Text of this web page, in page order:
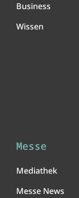
Business
Wissen
Messe
Mediathek
Messe News